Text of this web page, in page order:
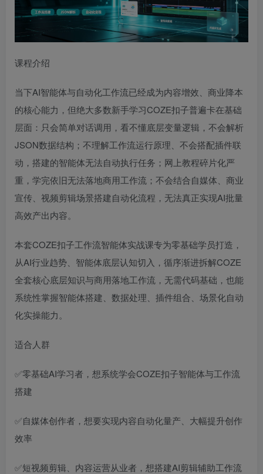
课程介绍
当下AI智能体与自动化工作流已经成为内容增效、商业降本
的核心能力，但绝大多数新手学习COZE扣子普遍卡在基础
层面：只会简单对话调用，看不懂底层变量逻辑，不会解析
JSON数据结构；不理解工作流运行原理、不会搭配插件联
动，搭建的智能体无法自动执行任务；网上教程碎片化严
重，学完依旧无法落地商用工作流；不会结合自媒体、商业
宣传、视频剪辑场景搭建自动化流程，无法真正实现AI批量
高效产出内容。
本套COZE扣子工作流智能体实战课专为零基础学员打造，
从AI行业趋势、智能体底层认知切入，循序渐进拆解COZE
全套核心底层知识与商用落地工作流，无需代码基础，也能
系统性掌握智能体搭建、数据处理、插件组合、场景化自动
化实操能力。
适合人群
✅零基础AI学习者，想系统学会COZE扣子智能体与工作流
搭建
✅自媒体创作者，想要实现内容自动化量产、大幅提升创作
效率
✅短视频剪辑、内容运营从业者，想搭建AI剪辑辅助工作流